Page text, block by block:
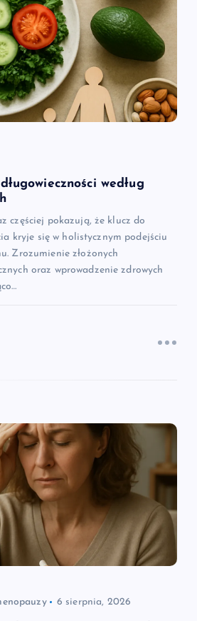
według
częściej pokazują, że klucz do
kryje się w holistycznym podejściu
Zrozumienie złożonych
oraz wprowadzenie zdrowych
6 sierpnia, 2026